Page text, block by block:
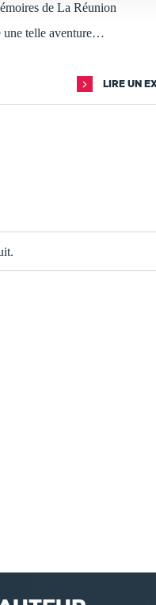
de La Réunion
une telle aventure…
LIRE UN